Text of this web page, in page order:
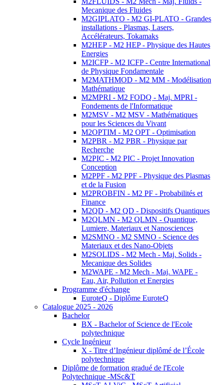
Mecanique des Fluides
M2GIPLATO - M2 GI-PLATO - Grandes
installations - Plasmas, Lasers,
Accélérateurs, Tokamaks
M2HEP - M2 HEP - Physique des Hautes
Energies
M2ICFP - M2 ICFP - Centre International
de Physique Fondamentale
M2MATHMOD - M2 MM - Modélisation
Mathématique
M2MPRI - M2 FODQ - Maj. MPRI -
Fondements de l'Informatique
M2MSV - M2 MSV - Mathématiques
pour les Sciences du Vivant
M2OPTIM - M2 OPT - Optimisation
M2PBR - M2 PBR - Physique par
Recherche
M2PIC - M2 PIC - Projet Innovation
Conception
M2PPF - M2 PPF - Physique des Plasmas
et de la Fusion
M2PROBFIN - M2 PF - Probabilités et
Finance
M2QD - M2 QD - Dispositifs Quantiques
M2QLMN - M2 QLMN - Quantique,
Lumiere, Materiaux et Nanosciences
M2SMNO - M2 SMNO - Science des
Materiaux et des Nano-Objets
M2SOLIDS - M2 Mech - Maj. Solids -
Mecanique des Solides
M2WAPE - M2 Mech - Maj. WAPE -
Eau, Air, Pollution et Energies
Programme d'échange
EuroteQ - Diplôme EuroteQ
Catalogue 2025 - 2026
Bachelor
BX - Bachelor of Science de l'Ecole
polytechnique
Cycle Ingénieur
X - Titre d’Ingénieur diplômé de l’École
polytechnique
Diplôme de formation gradué de l'Ecole
Polytechnique -MSc&T